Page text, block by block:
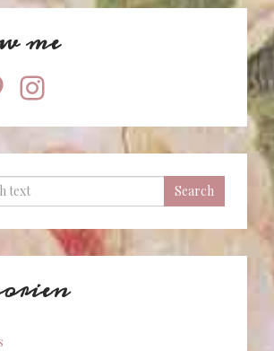
me
instagram